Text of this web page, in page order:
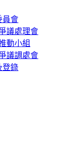
員會
議處理會
動小組
議調處會
登錄